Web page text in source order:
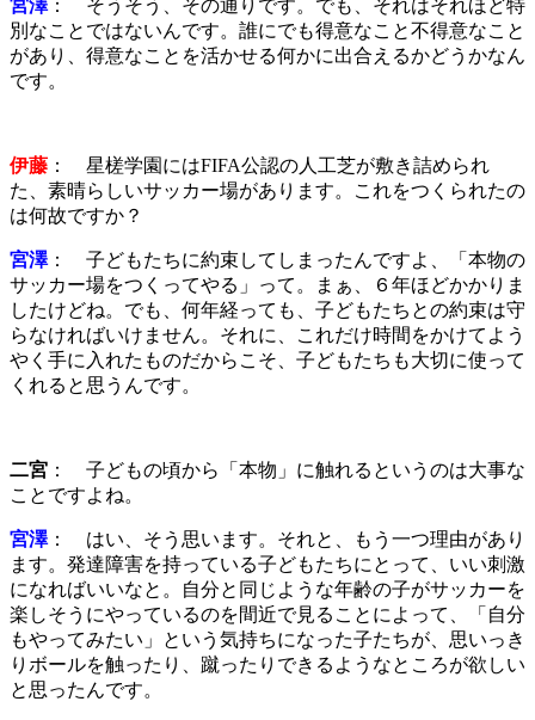
宮澤： そうそう、その通りです。でも、それはそれほど特
別なことではないんです。誰にでも得意なこと不得意なこと
があり、得意なことを活かせる何かに出合えるかどうかなん
です。
伊藤 ： 星槎学園にはFIFA公認の人工芝が敷き詰められ
た、素晴らしいサッカー場があります。これをつくられたの
は何故ですか？
宮澤： 子どもたちに約束してしまったんですよ、「本物の
サッカー場をつくってやる」って。まぁ、６年ほどかかりま
したけどね。でも、何年経っても、子どもたちとの約束は守
らなければいけません。それに、これだけ時間をかけてよう
やく手に入れたものだからこそ、子どもたちも大切に使って
くれると思うんです。
二宮 ： 子どもの頃から「本物」に触れるというのは大事な
ことですよね。
宮澤： はい、そう思います。それと、もう一つ理由があり
ます。発達障害を持っている子どもたちにとって、いい刺激
になればいいなと。自分と同じような年齢の子がサッカーを
楽しそうにやっているのを間近で見ることによって、「自分
もやってみたい」という気持ちになった子たちが、思いっき
りボールを触ったり、蹴ったりできるようなところが欲しい
と思ったんです。